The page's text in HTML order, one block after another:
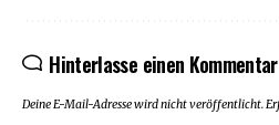
Hinterlasse einen Kommentar
Deine E-Mail-Adresse wird nicht veröffentlicht.